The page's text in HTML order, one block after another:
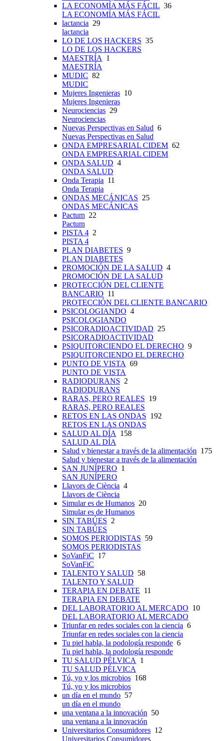
LA ECONOMÍA MÁS FÁCIL 36
LA ECONOMÍA MÁS FÁCIL
lactancia 29
lactancia
LO DE LOS HACKERS 35
LO DE LOS HACKERS
MAESTRÍA 1
MAESTRÍA
MUDIC 82
MUDIC
Mujeres Ingenieras 10
Mujeres Ingenieras
Neurociencias 29
Neurociencias
Nuevas Perspectivas en Salud 6
Nuevas Perspectivas en Salud
ONDA EMPRESARIAL CIDEM 62
ONDA EMPRESARIAL CIDEM
ONDA SALUD 4
ONDA SALUD
Onda Terapia 11
Onda Terapia
ONDAS MECÁNICAS 25
ONDAS MECÁNICAS
Pactum 22
Pactum
PISTA 4 2
PISTA 4
PLAN DIABETES 9
PLAN DIABETES
PROMOCIÓN DE LA SALUD 4
PROMOCIÓN DE LA SALUD
PROTECCIÓN DEL CLIENTE
BANCARIO 11
PROTECCIÓN DEL CLIENTE BANCARIO
PSICOLOGIANDO 4
PSICOLOGIANDO
PSICORADIOACTIVIDAD 25
PSICORADIOACTIVIDAD
PSIQUITORCIENDO EL DERECHO 9
PSIQUITORCIENDO EL DERECHO
PUNTO DE VISTA 69
PUNTO DE VISTA
RADIODURANS 2
RADIODURANS
RARAS, PERO REALES 19
RARAS, PERO REALES
RETOS EN LAS ONDAS 192
RETOS EN LAS ONDAS
SALUD AL DÍA 158
SALUD AL DÍA
Salud y bienestar a través de la alimentación 175
Salud y bienestar a través de la alimentación
SAN JUNÍPERO 1
SAN JUNÍPERO
Llavors de Ciència 4
Llavors de Ciència
Simular es de Humanos 20
Simular es de Humanos
SIN TABÚES 2
SIN TABÚES
SOMOS PERIODISTAS 59
SOMOS PERIODISTAS
SoVanFiC 17
SoVanFiC
TALENTO Y SALUD 58
TALENTO Y SALUD
TERAPIA EN DEBATE 11
TERAPIA EN DEBATE
DEL LABORATORIO AL MERCADO 10
DEL LABORATORIO AL MERCADO
Triunfar en redes sociales con la ciencia 6
Triunfar en redes sociales con la ciencia
Tu piel habla, la podología responde 6
Tu piel habla, la podología responde
TU SALUD PÉLVICA 1
TU SALUD PÉLVICA
Tú, yo y los microbios 168
Tú, yo y los microbios
un día en el mundo 57
un día en el mundo
una ventana a la innovación 50
una ventana a la innovación
Universitarios Consumidores 12
Universitarios Consumidores